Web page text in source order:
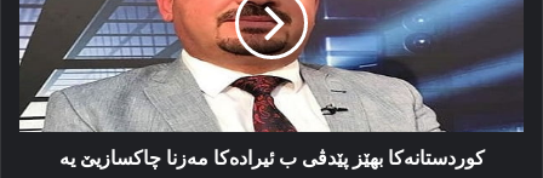
ئیرادەکا
مەزنا
چاکسازیێ
كوردستانەکا بهێز پێدڤى ب ئیرادەکا مەزنا چاکسازیێ یە